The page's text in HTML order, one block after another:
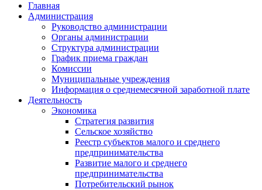
Главная
Администрация
Руководство администрации
Органы администрации
Структура администрации
График приема граждан
Комиссии
Муниципальные учреждения
Информация о среднемесячной заработной плате
Деятельность
Экономика
Стратегия развития
Сельское хозяйство
Реестр субъектов малого и среднего
предпринимательства
Развитие малого и среднего
предпринимательства
Потребительский рынок